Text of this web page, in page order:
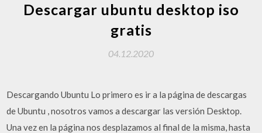
Descargar ubuntu desktop iso
gratis
04.12.2020
Descargando Ubuntu Lo primero es ir a la página de descargas
de Ubuntu , nosotros vamos a descargar las versión Desktop.
Una vez en la página nos desplazamos al final de la misma, hasta